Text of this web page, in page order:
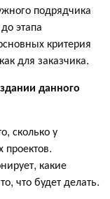
подрядчика
этапа
критерия
для заказчика.
данного
сколько у
какие
что будет делать.